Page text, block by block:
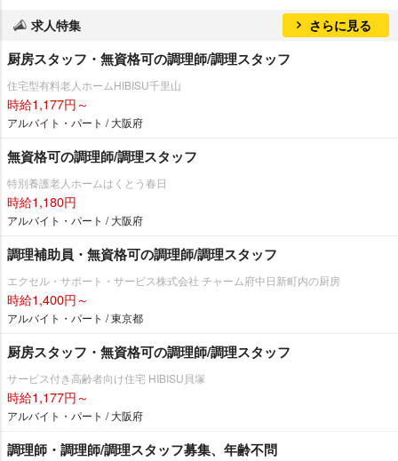
求人特集 さらに見る
厨房スタッフ・無資格可の調理師/調理スタッフ
住宅型有料老人ホームHIBISU千里山
時給1,177円～
アルバイト・パート / 大阪府
無資格可の調理師/調理スタッフ
特別養護老人ホームはくとう春日
時給1,180円
アルバイト・パート / 大阪府
調理補助員・無資格可の調理師/調理スタッフ
エクセル・サポート・サービス株式会社 チャーム府中日新町内の厨房
時給1,400円～
アルバイト・パート / 東京都
厨房スタッフ・無資格可の調理師/調理スタッフ
サービス付き高齢者向け住宅 HIBISU貝塚
時給1,177円～
アルバイト・パート / 大阪府
調理師・調理師/調理スタッフ募集、年齢不問